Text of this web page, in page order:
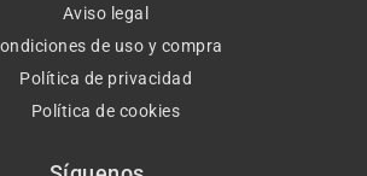
Aviso legal
de uso y compra
Política de privacidad
Política de cookies